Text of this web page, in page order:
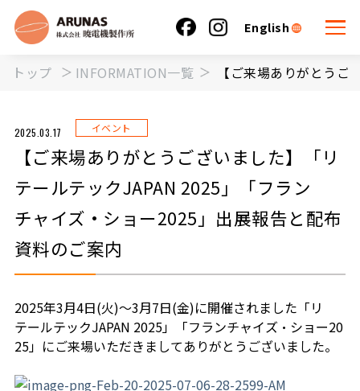
English
トップ INFORMATION一覧 【ご来場ありがとう
2025.03.17 イベント
【ご来場ありがとうございました】「リ
テールテックJAPAN 2025」「フラン
チャイズ・ショー2025」出展報告と配布
資料のご案内
2025年3月4日(火)～3月7日(金)に開催されました「リ
テールテックJAPAN 2025」「フランチャイズ・ショー20
25」にご来場いただきましてありがとうございました。